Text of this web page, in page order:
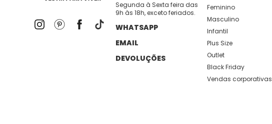
Segunda à Sexta feira das
9h às 18h, exceto feriados.
WHATSAPP
EMAIL
DEVOLUÇÕES
Feminino
Masculino
Infantil
Plus Size
Outlet
Black Friday
Vendas corporativas